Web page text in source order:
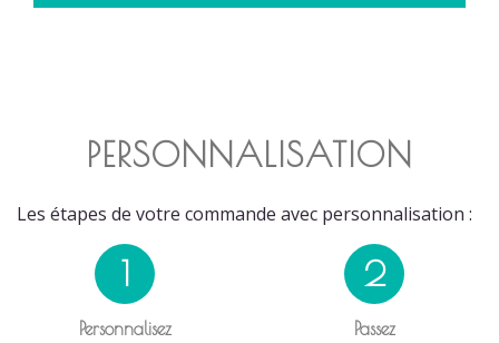
PERSONNALISATION
Les étapes de votre commande avec personnalisation :
1
Personnalisez
2
Passez